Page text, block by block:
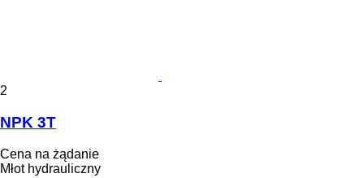
2
NPK 3T
Cena na żądanie
Młot hydrauliczny